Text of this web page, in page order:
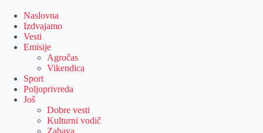
content
Naslovna
Izdvajamo
Vesti
Emisije
Agročas
Vikendica
Sport
Poljoprivreda
Još
Dobre vesti
Kulturni vodič
Zabava